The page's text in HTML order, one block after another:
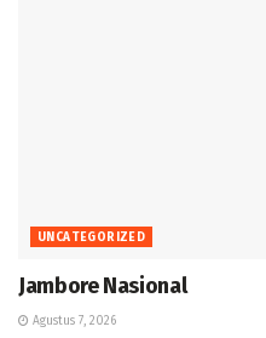
UNCATEGORIZED
Jambore Nasional
Agustus 7, 2026